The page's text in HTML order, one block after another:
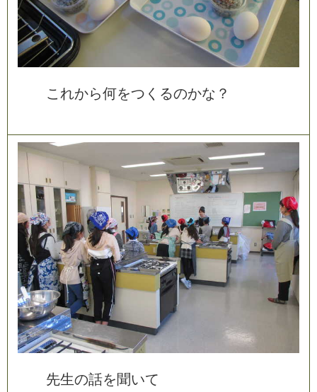
こ れから何をつ く るのかな ？
先生の話を聞いて